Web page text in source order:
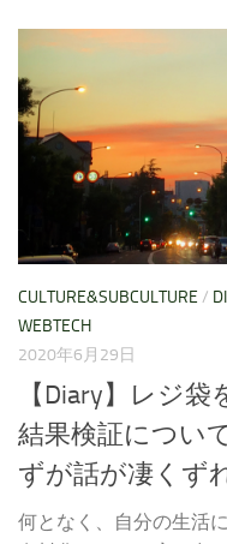
CULTURE&SUBCULTURE /
WEBTECH
2020年6月29日
【Diary】レジ
結果検証につい
ずが話が凄くず
何となく、自分の生活